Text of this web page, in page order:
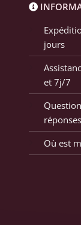
jours
et 7j/7
Où est